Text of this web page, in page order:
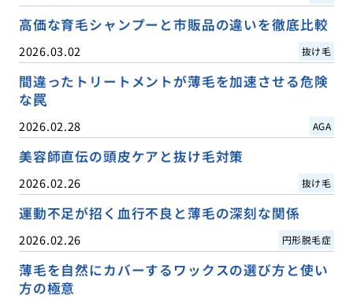
高価な育毛シャンプーと市販品の違いを徹底比較
2026.03.02 抜け毛
間違ったトリートメントが薄毛を加速させる危険
な罠
2026.02.28 AGA
美容師直伝の頭皮ケアと抜け毛対策
2026.02.26 抜け毛
運動不足が招く血行不良と薄毛の深刻な関係
2026.02.26 円形脱毛症
薄毛を自然にカバーするワックスの選び方と使い
方の極意